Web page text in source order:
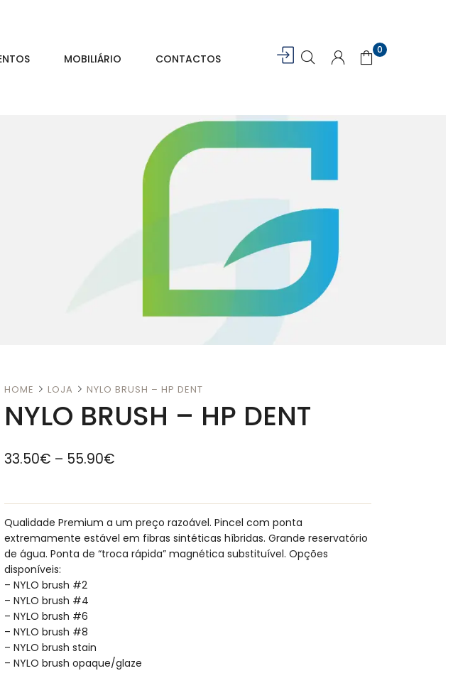
MOBILIÁRIO CONTACTOS
0
HOME LOJA NYLO BRUSH – HP DENT
NYLO BRUSH – HP DENT
33.50€ – 55.90€
Qualidade Premium a um preço razoável. Pincel com ponta
extremamente estável em fibras sintéticas híbridas. Grande reservatório
de água. Ponta de “troca rápida” magnética substituível. Opções
disponíveis:
– NYLO brush #2
– NYLO brush #4
– NYLO brush #6
– NYLO brush #8
– NYLO brush stain
– NYLO brush opaque/glaze